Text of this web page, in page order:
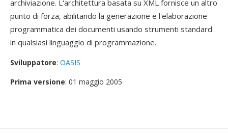
archiviazione. L'architettura basata su XML fornisce un altro
punto di forza, abilitando la generazione e l'elaborazione
programmatica dei documenti usando strumenti standard
in qualsiasi linguaggio di programmazione.
Sviluppatore: OASIS
Prima versione: 01 maggio 2005